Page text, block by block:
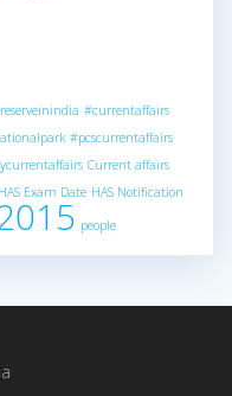
#currentaffairs
#pcscurrentaffairs
Current affairs
HAS Exam Date HAS Notification
people